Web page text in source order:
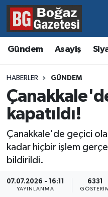
Gündem Asayiş
HABERLER GÜNDEM
kapatıldı!
Çanakkale'de geçici
kadar hiçbir işlem
bildirildi.
07.07.2026 - 16:11
YAYINLANMA
6331
Asayiş
Eğitim
Ekonomi
Gündem
Kültür ve Sanat
Resmi İlanlar
Hava Durumu
Trafik Durumu
Süper Lig Puan
Tüm Manşetler
Son Dakika Haberleri